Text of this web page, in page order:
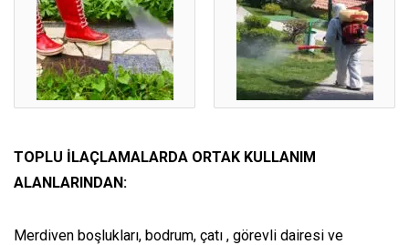
TOPLU İLAÇLAMALARDA ORTAK KULLANIM
ALANLARINDAN:
Merdiven boşlukları, bodrum, çatı , görevli dairesi ve